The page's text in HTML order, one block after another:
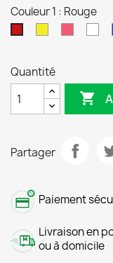
Couleur 1 : Rouge
Quantité

Partager
Paiement
Livraison en
ou à domicile